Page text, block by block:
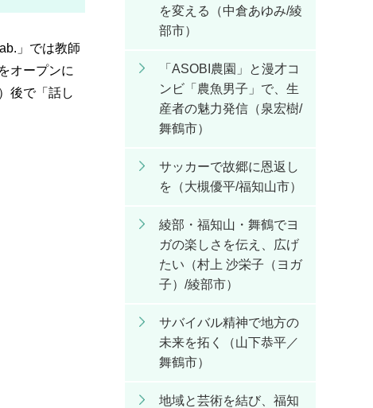
」では教師
オープンに
後で「話し
を変える（中倉あゆみ/綾
部市）
「ASOBI農園」と漫才コ
ンビ「農魚男子」で、生
産者の魅力発信（泉宏樹/
舞鶴市）
サッカーで故郷に恩返し
を（大槻優平/福知山市）
綾部・福知山・舞鶴でヨ
ガの楽しさを伝え、広げ
たい（村上 沙栄子（ヨガ
子）/綾部市）
サバイバル精神で地方の
未来を拓く（山下恭平／
舞鶴市）
地域と芸術を結び、福知